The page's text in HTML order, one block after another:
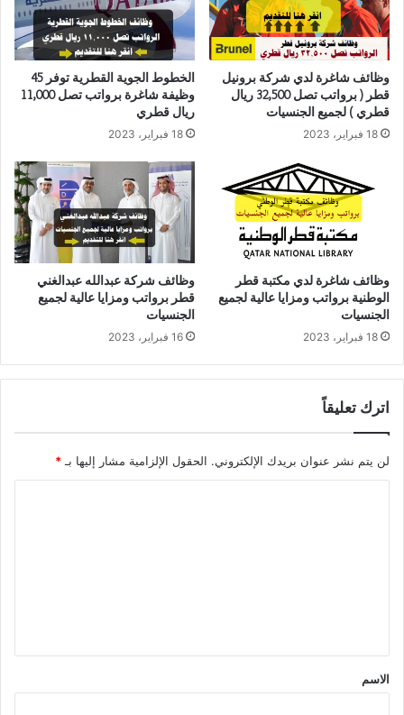
وظائف شاغرة لدي شركة برونيل
قطر ( برواتب تصل 32,500 ريال
قطري ) لجميع الجنسيات
18 فبراير، 2023
الخطوط الجوية القطرية توفر 45
وظيفة شاغرة برواتب تصل 11,000
ريال قطري
18 فبراير، 2023
وظائف شاغرة لدي مكتبة قطر
الوطنية برواتب ومزايا عالية لجميع
الجنسيات
18 فبراير، 2023
وظائف شركة عبدالله عبدالغني
قطر برواتب ومزايا عالية لجميع
الجنسيات
16 فبراير، 2023
اترك تعليقاً
لن يتم نشر عنوان بريدك الإلكتروني. الحقول الإلزامية مشار إليها بـ *
ق
*
الاسم